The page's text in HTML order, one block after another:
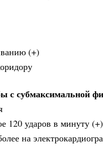
(+)
с субмаксимальной
120 ударов в минуту (+)
на